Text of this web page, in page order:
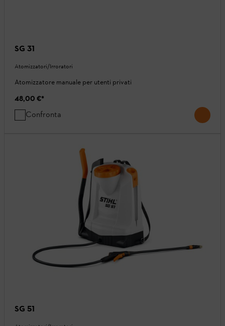
SG 31
Atomizzatori/Irroratori
Atomizzatore manuale per utenti privati
48,00 €*
Confronta
SG 51